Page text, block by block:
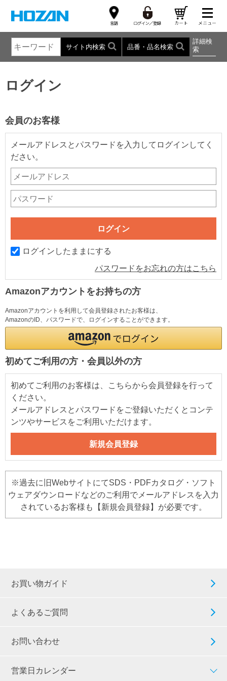
サイト内検索 品番・品名検索
詳細検
索
ログイン
会員のお客様
メールアドレスとパスワードを入力してログインしてく
ださい。
ログインしたままにする
パスワードをお忘れの方はこちら
Amazonアカウントをお持ちの方
Amazonアカウントを利用して会員登録されたお客様は、
AmazonのID、パスワードで、ログインすることができます。
初めてご利用の方・会員以外の方
初めてご利用のお客様は、こちらから会員登録を行って
ください。
メールアドレスとパスワードをご登録いただくとコンテ
ンツやサービスをご利用いただけます。
※過去に旧WebサイトにてSDS・PDFカタログ・ソフト
ウェアダウンロードなどのご利用でメールアドレスを入力
されているお客様も【新規会員登録】が必要です。
お買い物ガイド
よくあるご質問
お問い合わせ
営業日カレンダー